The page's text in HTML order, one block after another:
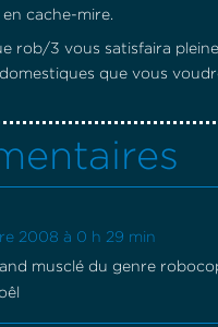
cache-mire.
rob/3 vous satisfaira
que vous
2008 à 0 h 29 min
musclé du genre